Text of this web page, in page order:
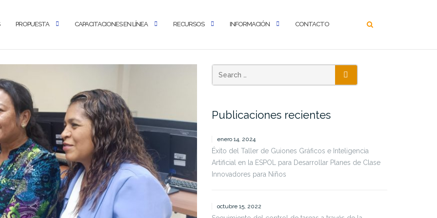
PROPUESTA CAPACITACIONES EN LÍNEA RECURSOS INFORMACIÓN CONTACTO
SEARCH
Publicaciones recientes
enero 14, 2024
Éxito del Taller de Guiones Gráficos e Inteligencia
Artificial en la ESPOL para Desarrollar Planes de Clase
Innovadores para Niños
octubre 15, 2022